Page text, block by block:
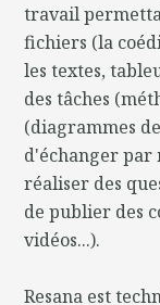
travail
fichiers (la
les textes,
des tâches
(diagrammes
d'échanger par
réaliser des
de publier des
vidéos...).
Resana est